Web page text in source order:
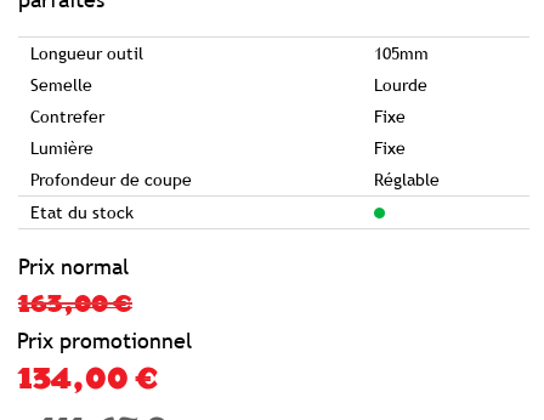
Longueur outil
105mm
Semelle
Lourde
Contrefer
Fixe
Lumière
Fixe
Profondeur de coupe
Réglable
Etat du stock
Prix normal
163,00 €
Prix promotionnel
134,00 €